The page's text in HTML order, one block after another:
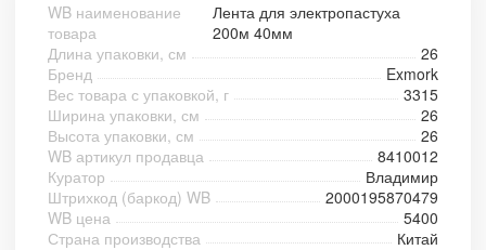
WB наименование
товара
Лента для электропастуха
200м 40мм
Длина упаковки, см
26
Бренд
Exmork
Вес товара с упаковкой, г
3315
Ширина упаковки, см
26
Высота упаковки, см
26
WB артикул продавца
8410012
Куратор
Владимир
Штрихкод (баркод) WB
2000195870479
WB цена
5400
Страна производства
Китай